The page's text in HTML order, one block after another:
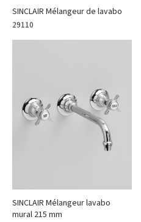
SINCLAIR Mélangeur de lavabo
29110
SINCLAIR Mélangeur lavabo
mural 215 mm